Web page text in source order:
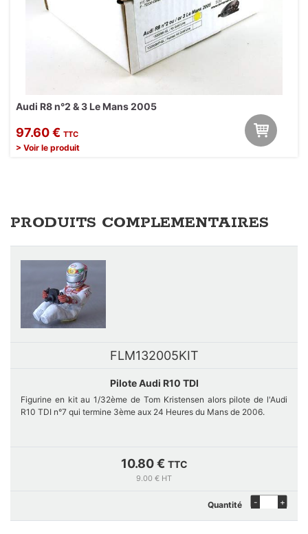
Audi R8 n°2 & 3 Le Mans 2005
97.60 € TTC
> Voir le produit
PRODUITS COMPLEMENTAIRES
FLM132005KIT
Pilote Audi R10 TDI
Figurine en kit au 1/32ème de Tom Kristensen alors pilote de l'Audi
R10 TDI n°7 qui termine 3ème aux 24 Heures du Mans de 2006.
décorer la combinaison et le casque. Disponible uniquement en kit à
Pièces fabriquées à la demande dans notre atelier. En cas de rupture
de stock, veuillez utiliser le formulaire de contact pour nous informer
10.80 € TTC
9.00 € HT
Quantité - +